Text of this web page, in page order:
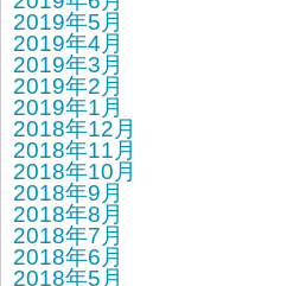
2019年5月
2019年4月
2019年3月
2019年2月
2019年1月
2018年12月
2018年11月
2018年10月
2018年9月
2018年8月
2018年7月
2018年6月
2018年5月